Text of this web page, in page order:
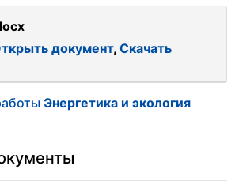
документ, Скачать
Энергетика и экология